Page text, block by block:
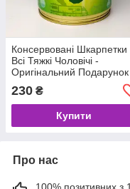
Консервовані
Всі Тяжкі Чоловічі -
Оригінальний Подарунок
230 ₴
Купити
Про нас